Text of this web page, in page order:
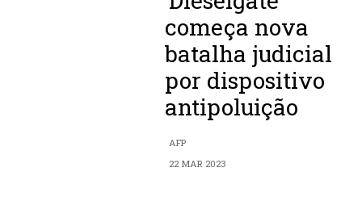
começa nova
batalha judicial
por dispositivo
antipoluição
AFP
22 MAR 2023